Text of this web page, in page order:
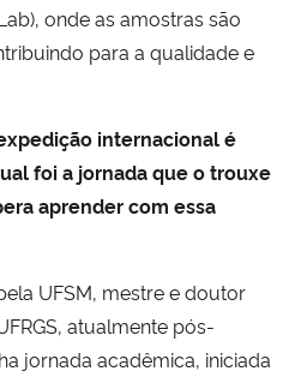
onde as amostras são
para a qualidade e
internacional é
foi a jornada que o trouxe
aprender com essa
UFSM, mestre e doutor
atualmente pós-
jornada acadêmica, iniciada